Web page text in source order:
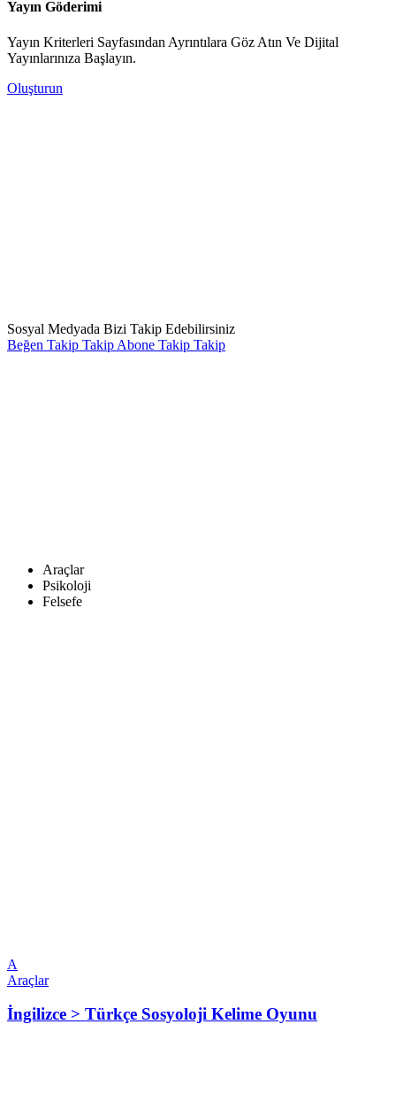
Yayın Göderimi
Yayın Kriterleri Sayfasından Ayrıntılara Göz Atın Ve Dijital
Yayınlarınıza Başlayın.
Oluşturun
Sosyal Medyada Bizi Takip Edebilirsiniz
Beğen Takip Takip Abone Takip Takip
Araçlar
Psikoloji
Felsefe
A
Araçlar
İngilizce > Türkçe Sosyoloji Kelime Oyunu